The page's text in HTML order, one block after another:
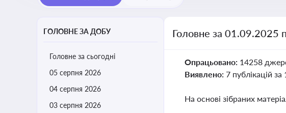
ГОЛОВНЕ ЗА ДОБУ
Головне за сьогодні
05 серпня 2026
04 серпня 2026
03 серпня 2026
Головне за 01.09.2025
Опрацьовано: 14258
Виявлено: 7 публікацій за
На основі зібраних